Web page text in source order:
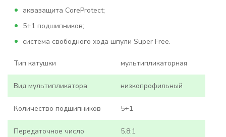
аквазащита CoreProtect;
5+1 подшипников;
система свободного хода шпули Super Free.
Тип катушки мультипликаторная
Вид мультипликатора низкопрофильный
Количество подшипников 5+1
Передаточное число 5.8:1